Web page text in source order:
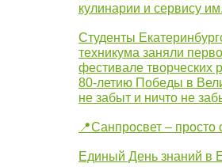
кулинарии и сервису
Студенты
техникума заняли
фестивале
80-летию Победы в
не забыт и ничто не
📍Санпросвет –
Единый День знаний в